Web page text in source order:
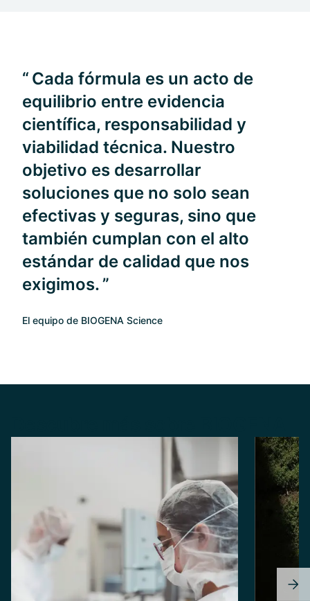
Cada fórmula es un acto de
equilibrio entre evidencia
científica, responsabilidad y
viabilidad técnica. Nuestro
objetivo es desarrollar
soluciones que no solo sean
efectivas y seguras, sino que
también cumplan con el alto
estándar de calidad que nos
exigimos.
El equipo de BIOGENA Science